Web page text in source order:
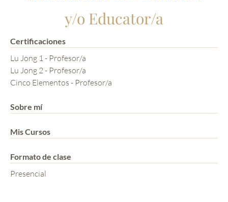
y/o Educator/a
Certificaciones
Lu Jong 1 - Profesor/a
Lu Jong 2 - Profesor/a
Cinco Elementos - Profesor/a
Sobre mí
Mis Cursos
Formato de clase
Presencial